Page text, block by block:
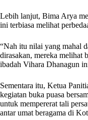
Lebih lanjut, Bima Arya
ini terbiasa melihat
“Nah itu nilai yang mahal
dirasakan, mereka melihat
ibadah Vihara Dhanagun
Sementara itu, Ketua
kegiatan buka puasa
untuk mempererat tali
antar umat beragama di